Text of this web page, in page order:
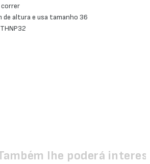
correr
de altura e usa tamanho 36
lhe poderá